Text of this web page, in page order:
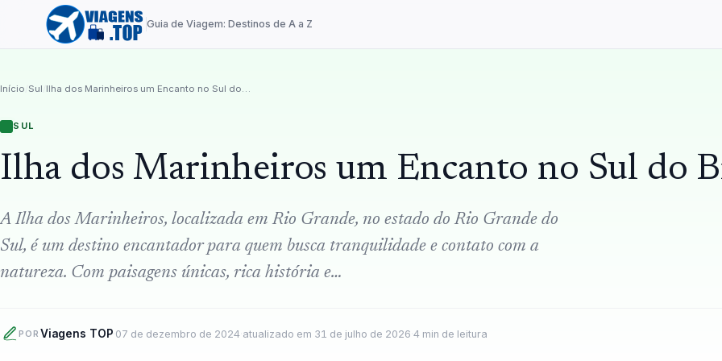
Guia de Viagem: Destinos de A a Z
Início Sul Ilha dos Marinheiros um Encanto no Sul do Brasil
SUL
Ilha dos Marinheiros um Encanto no Sul do
A Ilha dos Marinheiros, localizada em Rio Grande, no estado do Rio Grande do
Sul, é um destino encantador para quem busca tranquilidade e contato com a
natureza. Com paisagens únicas, rica história e…
POR Viagens TOP 07 de dezembro de 2024 atualizado em 31 de julho de 2026 ·4 min de leitura